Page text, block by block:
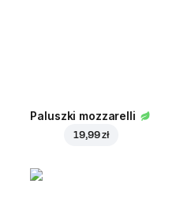
Paluszki mozzarelli
19,99 zł